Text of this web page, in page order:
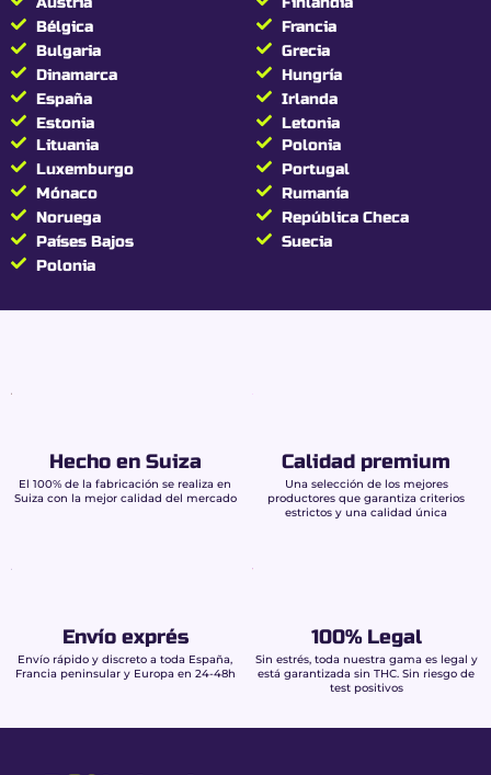
Seguridad máxima: flor
CBD 0,00% THC
garantizada
Cada lote de Amnesia Buddy Boo es analizado
por un laboratorio independiente que certifica:
THC estrictamente nulo (0,00%)
Conformidad total con la legislación francesa
y europea
Consumo sereno en el día a día
Aspecto premium &
Cogollos densos verde oliva
atravesados por
pistilos naranja vivo.
rica en tricomas
Envasado al vacíoque preserva la frescura y
Bélgica
Bulgaria
Dinamarca
España
Estonia
Francia
Grecia
Hungría
Irlanda
Letonia
Lituania
Luxemburgo
Mónaco
Noruega
Países Bajos
Polonia
Polonia
Portugal
Rumanía
República Checa
Suecia
Hecho en Suiza
El 100% de la fabricación se realiza en
Suiza con la mejor calidad del mercado
Calidad premium
Una selección de los mejores
productores que garantiza criterios
estrictos y una calidad única
Envío exprés
Envío rápido y discreto a toda España,
Francia peninsular y Europa en 24-48h
100% Legal
Sin estrés, toda nuestra gama es legal y
está garantizada sin THC. Sin riesgo de
test positivos